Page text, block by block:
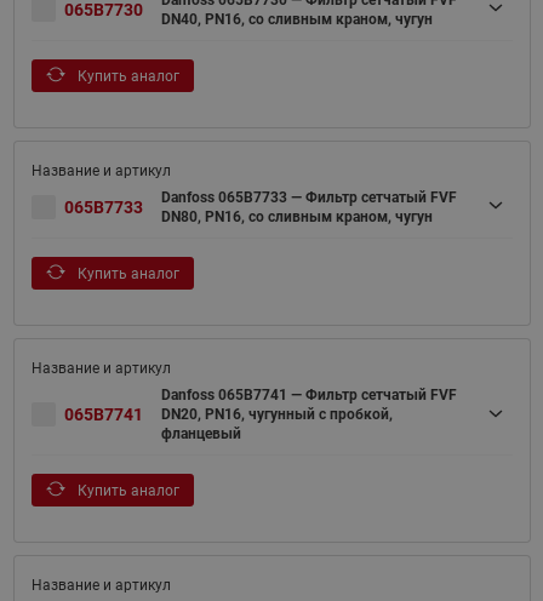
065B7730
DN40, PN16, со сливным краном, чугун
Купить аналог
065B7733
Danfoss 065B7733 — Фильтр сетчатый FVF
DN80, PN16, со сливным краном, чугун
Купить аналог
065B7741
Danfoss 065B7741 — Фильтр сетчатый FVF
DN20, PN16, чугунный с пробкой,
фланцевый
Купить аналог